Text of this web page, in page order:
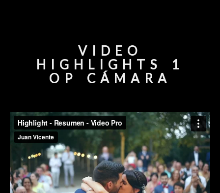
VIDEO
HIGHLIGHTS 1
OP CÁMARA